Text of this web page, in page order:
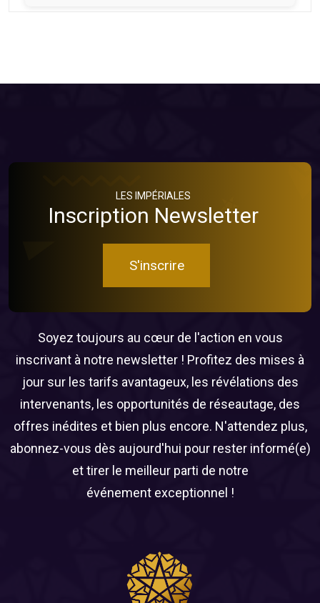
LES IMPÉRIALES
Inscription Newsletter
S'inscrire
Soyez toujours au cœur de l'action en vous
inscrivant à notre newsletter ! Profitez des mises à
jour sur les tarifs avantageux, les révélations des
intervenants, les opportunités de réseautage, des
offres inédites et bien plus encore. N'attendez plus,
abonnez-vous dès aujourd'hui pour rester informé(e)
et tirer le meilleur parti de notre
événement exceptionnel !